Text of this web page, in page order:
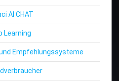
AI CHAT
Learning
Empfehlungssysteme